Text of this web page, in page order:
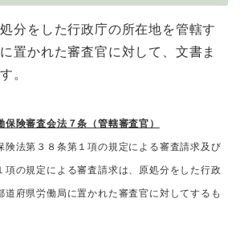
分をした行政庁の所在地を管轄す
置かれた審査官に対して、文書ま
。
険審査会法７条（管轄審査官）
険法第３８条第１項の規定による審査請求及び
項の規定による審査請求は、原処分をした行政
道府県労働局に置かれた審査官に対してするも